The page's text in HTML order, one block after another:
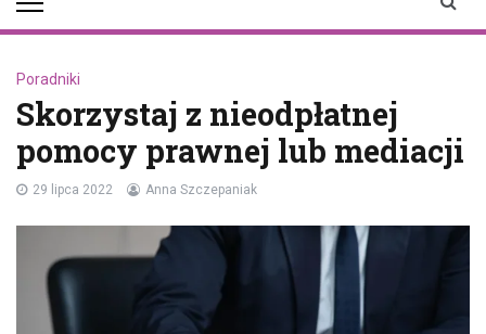
Poradniki
Skorzystaj z nieodpłatnej
pomocy prawnej lub mediacji
29 lipca 2022 Anna Szczepaniak